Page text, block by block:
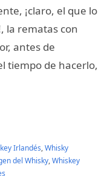
¡claro, el que lo
la rematas con
antes de
tiempo de hacerlo,
Irlandés,Whisky
del Whisky,Whiskey